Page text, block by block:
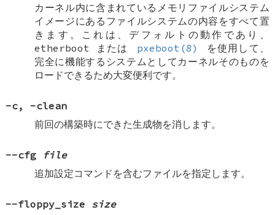
カーネル内に含まれているメモリファイルシステム
イメージにあるファイルシステムの内容をすべて置
きます。これは、デフォルトの動作であり、
etherboot または
pxeboot(8)
を使用して、
完全に機能するシステムとしてカーネルそのものを
ロードできるため大変便利です。
-c, -clean
前回の構築時にできた生成物を消します。
--cfg
file
追加設定コマンドを含むファイルを指定します。
--floppy_size size